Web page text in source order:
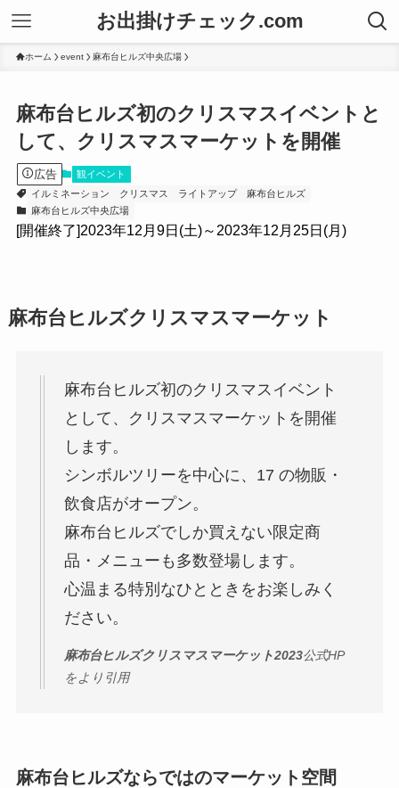
お出掛けチェック.com
ホーム event 麻布台ヒルズ中央広場
麻布台ヒルズ初のクリスマスイベントと
して、クリスマスマーケットを開催
広告
観イベント
イルミネーション
クリスマス ライトアップ
麻布台ヒルズ
麻布台ヒルズ中央広場
[開催終了]2023年12月9日(土)～2023年12月25日(月)
麻布台ヒルズクリスマスマーケット
麻布台ヒルズ初のクリスマスイベント
として、クリスマスマーケットを開催
します。
シンボルツリーを中心に、17 の物販・
飲食店がオープン。
麻布台ヒルズでしか買えない限定商
品・メニューも多数登場します。
心温まる特別なひとときをお楽しみく
ださい。
麻布台ヒルズクリスマスマーケット2023公式HP
をより引用
麻布台ヒルズならではのマーケット空間